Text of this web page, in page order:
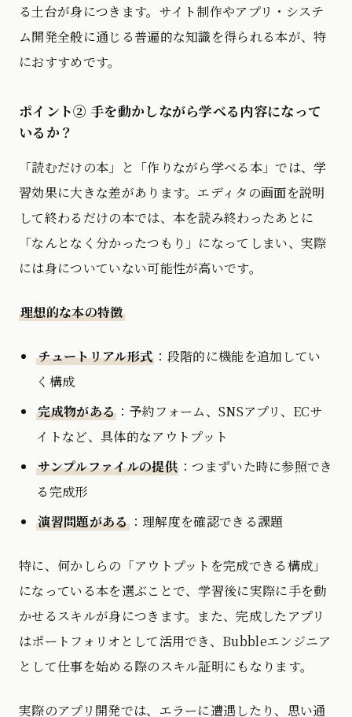
る土台が身につきます。サイト制作やアプリ・システ
ム開発全般に通じる普遍的な知識を得られる本が、特
におすすめです。
ポイント② 手を動かしながら学べる内容になって
いるか？
「読むだけの本」と「作りながら学べる本」では、学
習効果に大きな差があります。エディタの画面を説明
して終わるだけの本では、本を読み終わったあとに
「なんとなく分かったつもり」になってしまい、実際
には身についていない可能性が高いです。
理想的な本の特徴
チュートリアル形式 ：段階的に機能を追加してい
く構成
完成物がある ：予約フォーム、SNSアプリ、ECサ
イトなど、具体的なアウトプット
サンプルファイルの提供：つまずいた時に参照でき
る完成形
演習問題がある：理解度を確認できる課題
特に、何かしらの「アウトプットを完成できる構成」
になっている本を選ぶことで、学習後に実際に手を動
かせるスキルが身につきます。また、完成したアプリ
はポートフォリオとして活用でき、Bubbleエンジニア
として仕事を始める際のスキル証明にもなります。
実際のアプリ開発では、エラーに遭遇したり、思い通